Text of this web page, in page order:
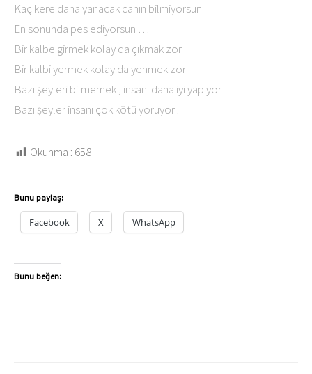
Kaç kere daha yanacak canın bilmiyorsun
En sonunda pes ediyorsun …
Bir kalbe girmek kolay da çıkmak zor
Bir kalbi yermek kolay da yenmek zor
Bazı şeyleri bilmemek , insanı daha iyi yapıyor
Bazı şeyler insanı çok kötü yoruyor .
Okunma : 658
Bunu paylaş:
Facebook X WhatsApp
Bunu beğen: